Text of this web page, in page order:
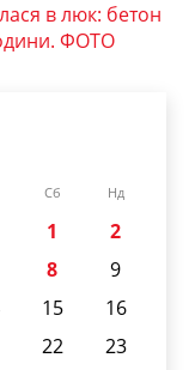
в люк: бетон
ФОТО
Сб Нд
1
2
8
9
15
16
22
23